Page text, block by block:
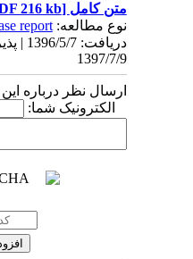
متن کامل[PDF 216 kb]
نوع مطالعه:case report
1397/7/9
ارسال نظر درباره این
الکترونیک شما: